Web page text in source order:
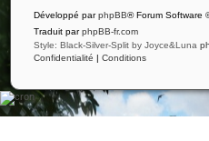
Développé parphpBB® Forum Software
Traduit parphpBB-fr.com
Style: Black-Silver-Split by Joyce&Luna
Confidentialité | Conditions